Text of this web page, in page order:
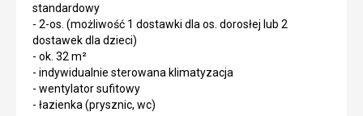
standardowy
- 2-os. (możliwość 1 dostawki dla os. dorosłej lub 2
dostawek dla dzieci)
- ok. 32 m²
- indywidualnie sterowana klimatyzacja
- wentylator sufitowy
- łazienka (prysznic, wc)